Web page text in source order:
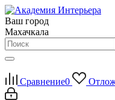
Ваш город
Махачкала
Сравнение0